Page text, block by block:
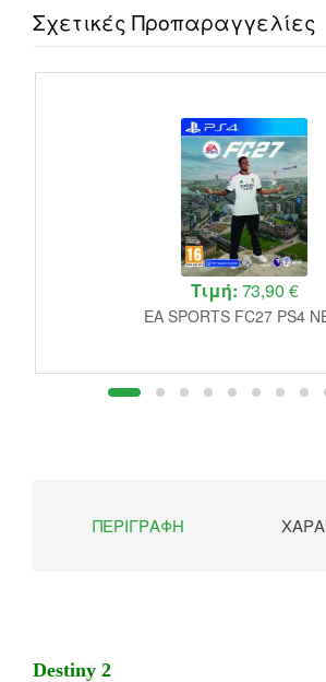
Σχετικές Προπαραγγελίες
Τιμή: 73,90 €
EA SPORTS FC27 PS4
ΠΕΡΙΓΡΑΦΉ
Destiny 2